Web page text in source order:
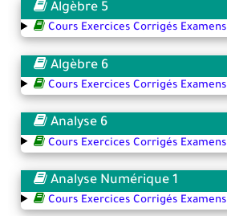
Algèbre 5
Cours Exercices Corrigés Examens
Algèbre 6
Cours Exercices Corrigés Examens
Analyse 6
Cours Exercices Corrigés Examens
Analyse Numérique 1
Cours Exercices Corrigés Examens